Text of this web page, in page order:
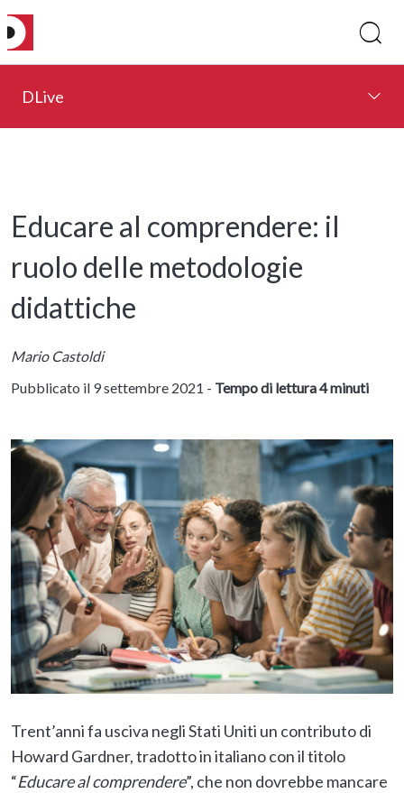
DLive
Educare al comprendere: il
ruolo delle metodologie
didattiche
Mario Castoldi
Pubblicato il 9 settembre 2021 - Tempo di lettura 4 minuti
Trent’anni fa usciva negli Stati Uniti un contributo di
Howard Gardner, tradotto in italiano con il titolo
“Educare al comprendere”, che non dovrebbe mancare